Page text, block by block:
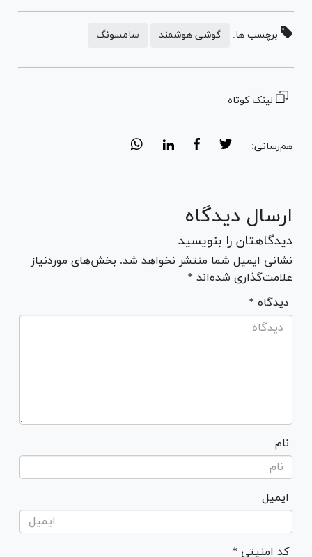
برچسب ها: گوشی هوشمند سامسونگ
لینک کوتاه
هم‌رسانی:
ارسال دیدگاه
دیدگاهتان را بنویسید
نشانی ایمیل شما منتشر نخواهد شد. بخش‌های موردنیاز
علامت‌گذاری شده‌اند *
* دیدگاه
نام
ایمیل
* کد امنیتی